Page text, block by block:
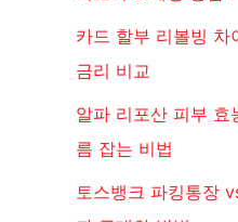
카드 할부 리볼빙 차
금리 비교
알파 리포산 피부 효
름 잡는 비법
토스뱅크 파킹통장